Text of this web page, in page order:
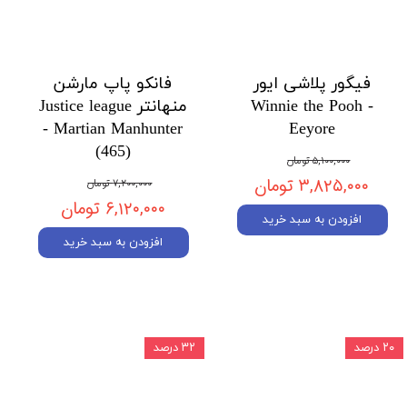
فیگور پلاشی ایور
Winnie the Pooh -
Eeyore
۵,۱۰۰,۰۰۰ تومان
۳,۸۲۵,۰۰۰ تومان
افزودن به سبد خرید
فانکو پاپ مارشن
منهانتر Justice league
- Martian Manhunter
(465)
۷,۲۰۰,۰۰۰ تومان
۶,۱۲۰,۰۰۰ تومان
افزودن به سبد خرید
۲۰ درصد ۳۲ درصد